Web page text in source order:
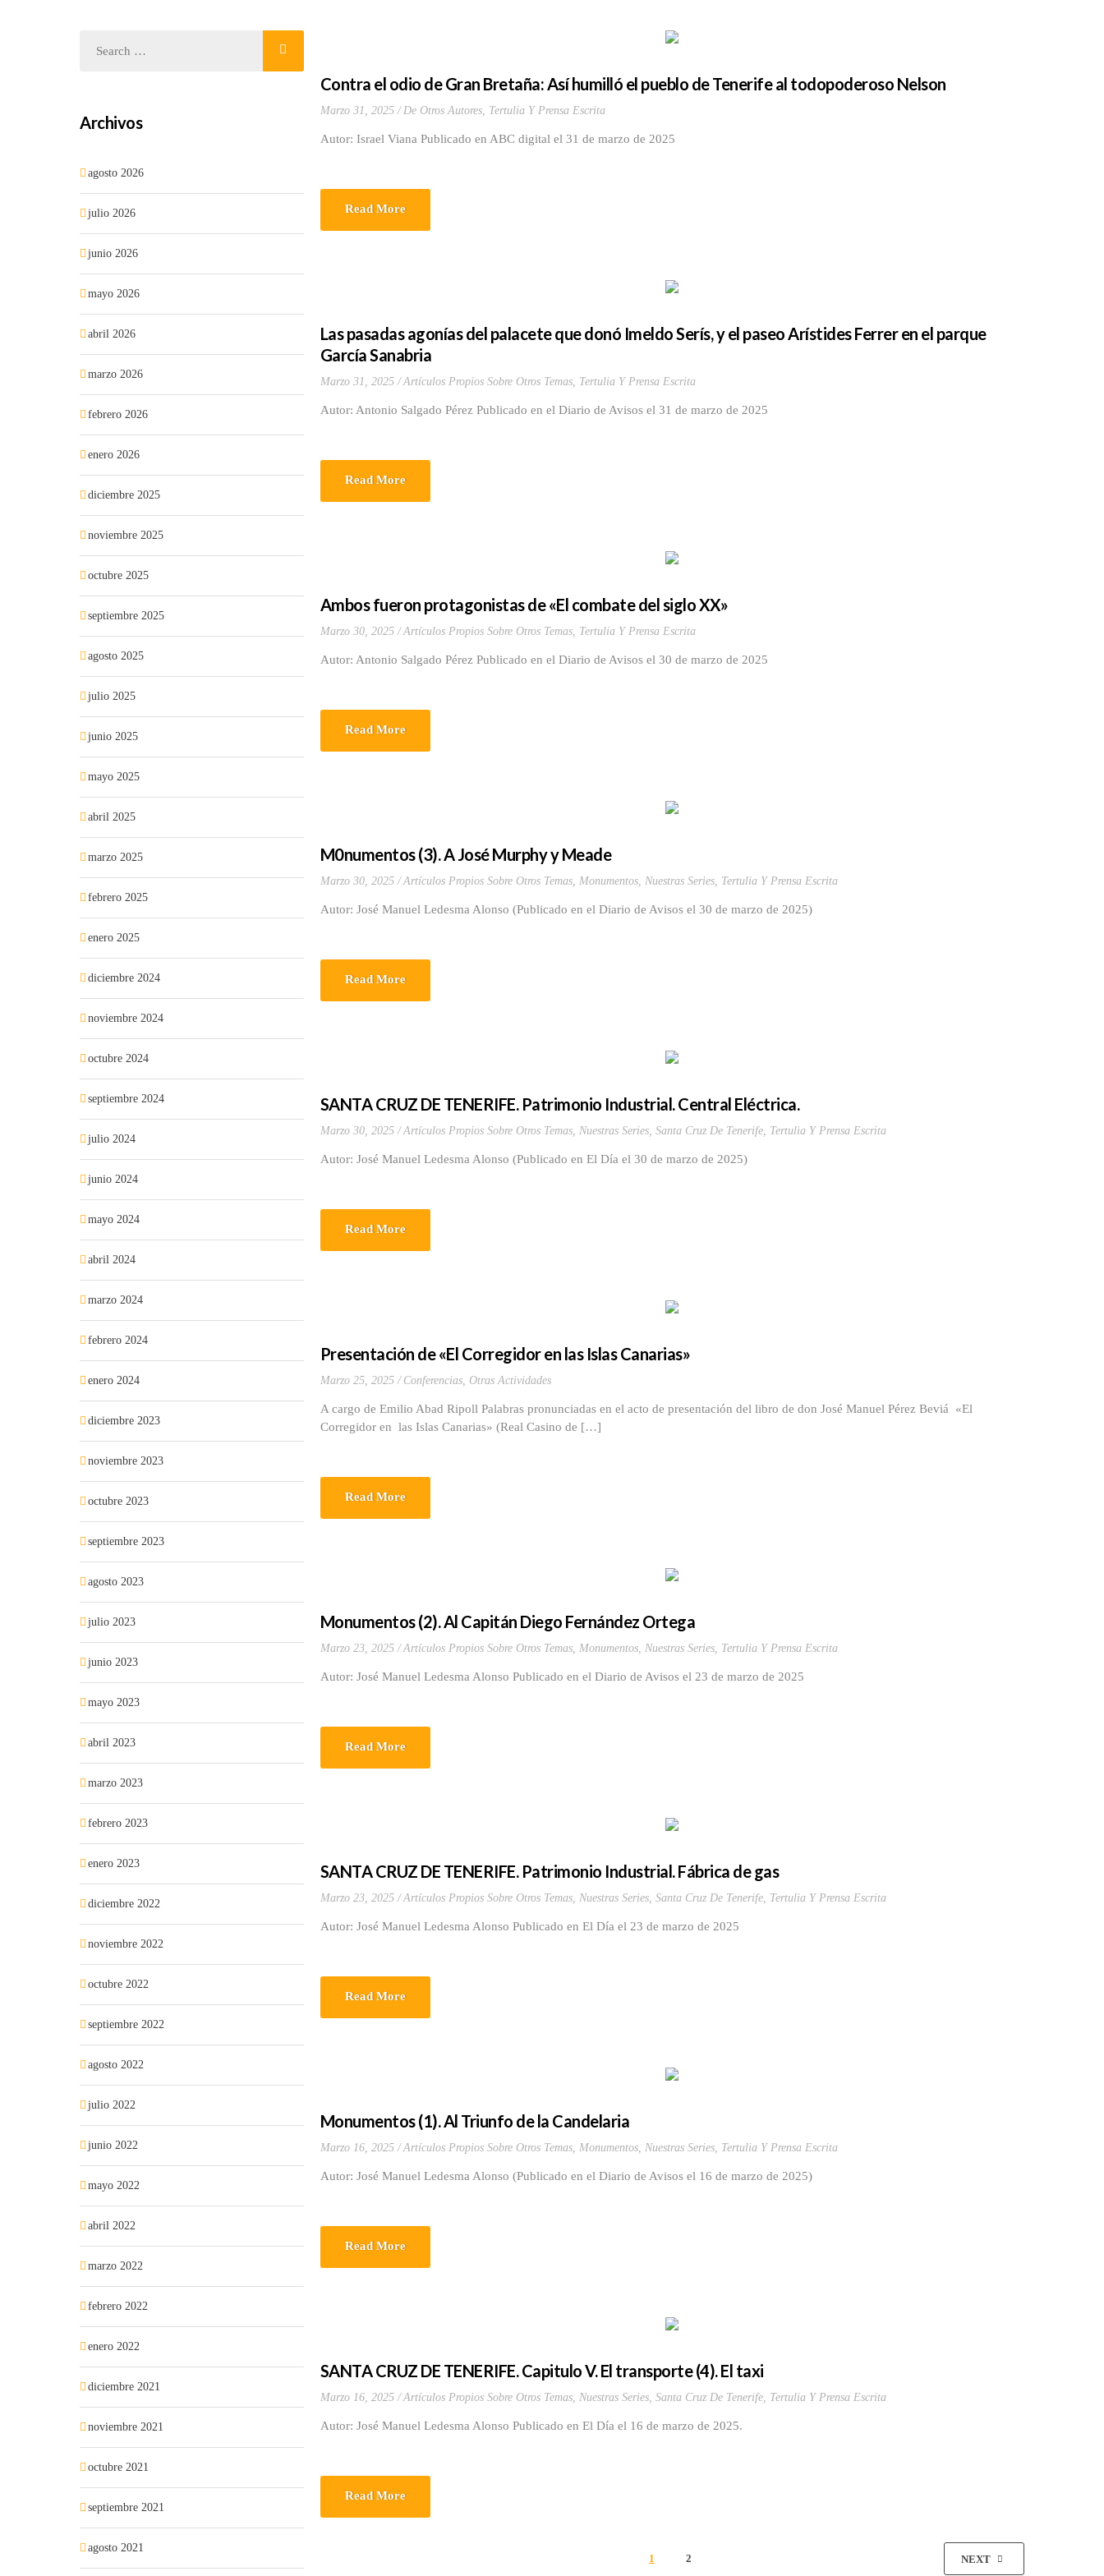
Contra el odio de Gran Bretaña: Así humilló el pueblo de Tenerife al todopoderoso Nelson
Marzo 31, 2025 De Otros Autores, Tertulia Y Prensa Escrita
Autor: Israel Viana Publicado en ABC digital el 31 de marzo de 2025
Read More
Las pasadas agonías del palacete que donó Imeldo Serís, y el paseo Arístides Ferrer en el parque
García Sanabria
Marzo 31, 2025 Artículos Propios Sobre Otros Temas, Tertulia Y Prensa Escrita
Autor: Antonio Salgado Pérez Publicado en el Diario de Avisos el 31 de marzo de 2025
Read More
Ambos fueron protagonistas de «El combate del siglo XX»
Marzo 30, 2025 Artículos Propios Sobre Otros Temas, Tertulia Y Prensa Escrita
Autor: Antonio Salgado Pérez Publicado en el Diario de Avisos el 30 de marzo de 2025
Read More
M0numentos (3). A José Murphy y Meade
Marzo 30, 2025 Artículos Propios Sobre Otros Temas, Monumentos, Nuestras Series, Tertulia Y Prensa Escrita
Autor: José Manuel Ledesma Alonso (Publicado en el Diario de Avisos el 30 de marzo de 2025)
Read More
SANTA CRUZ DE TENERIFE. Patrimonio Industrial. Central Eléctrica.
Marzo 30, 2025 Artículos Propios Sobre Otros Temas, Nuestras Series, Santa Cruz De Tenerife, Tertulia Y Prensa Escrita
Autor: José Manuel Ledesma Alonso (Publicado en El Día el 30 de marzo de 2025)
Read More
Presentación de «El Corregidor en las Islas Canarias»
Marzo 25, 2025 Conferencias, Otras Actividades
A cargo de Emilio Abad Ripoll Palabras pronunciadas en el acto de presentación del libro de don José Manuel Pérez Beviá «El
Corregidor en las Islas Canarias» (Real Casino de […]
Read More
Monumentos (2). Al Capitán Diego Fernández Ortega
Marzo 23, 2025 Artículos Propios Sobre Otros Temas, Monumentos, Nuestras Series, Tertulia Y Prensa Escrita
Autor: José Manuel Ledesma Alonso Publicado en el Diario de Avisos el 23 de marzo de 2025
Read More
SANTA CRUZ DE TENERIFE. Patrimonio Industrial. Fábrica de gas
Marzo 23, 2025 Artículos Propios Sobre Otros Temas, Nuestras Series, Santa Cruz De Tenerife, Tertulia Y Prensa Escrita
Autor: José Manuel Ledesma Alonso Publicado en El Día el 23 de marzo de 2025
Read More
Monumentos (1). Al Triunfo de la Candelaria
Marzo 16, 2025 Artículos Propios Sobre Otros Temas, Monumentos, Nuestras Series, Tertulia Y Prensa Escrita
Autor: José Manuel Ledesma Alonso (Publicado en el Diario de Avisos el 16 de marzo de 2025)
Read More
SANTA CRUZ DE TENERIFE. Capitulo V. El transporte (4). El taxi
Marzo 16, 2025 Artículos Propios Sobre Otros Temas, Nuestras Series, Santa Cruz De Tenerife, Tertulia Y Prensa Escrita
Autor: José Manuel Ledesma Alonso Publicado en El Día el 16 de marzo de 2025.
Read More
1 2 NEXT
Archivos
agosto 2026
julio 2026
junio 2026
mayo 2026
abril 2026
marzo 2026
febrero 2026
enero 2026
diciembre 2025
noviembre 2025
octubre 2025
septiembre 2025
agosto 2025
julio 2025
junio 2025
mayo 2025
abril 2025
marzo 2025
febrero 2025
enero 2025
diciembre 2024
noviembre 2024
octubre 2024
septiembre 2024
julio 2024
junio 2024
mayo 2024
abril 2024
marzo 2024
febrero 2024
enero 2024
diciembre 2023
noviembre 2023
octubre 2023
septiembre 2023
agosto 2023
julio 2023
junio 2023
mayo 2023
abril 2023
marzo 2023
febrero 2023
enero 2023
diciembre 2022
noviembre 2022
octubre 2022
septiembre 2022
agosto 2022
julio 2022
junio 2022
mayo 2022
abril 2022
marzo 2022
febrero 2022
enero 2022
diciembre 2021
noviembre 2021
octubre 2021
septiembre 2021
agosto 2021